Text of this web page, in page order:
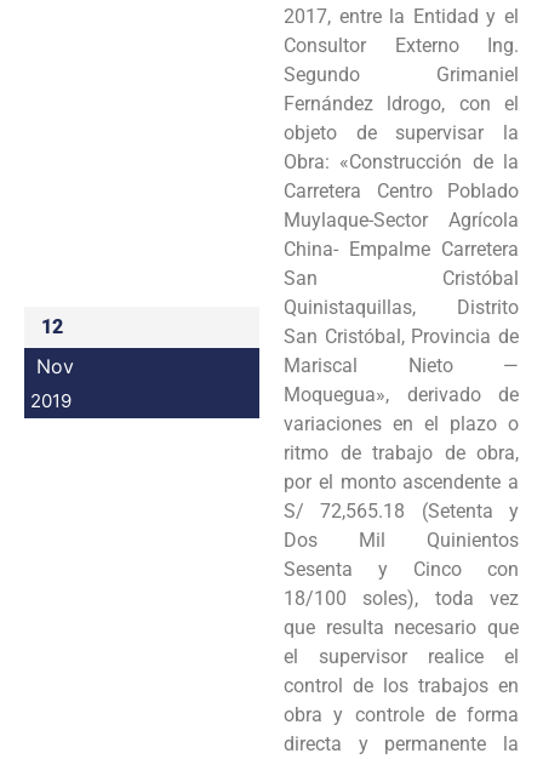
12
Nov
2019
2017, entre la Entidad y el
Consultor Externo Ing.
Segundo Grimaniel
Fernández ldrogo, con el
objeto de supervisar la
Obra: «Construcción de la
Carretera Centro Poblado
Muylaque-Sector Agrícola
China- Empalme Carretera
San Cristóbal
Quinistaquillas, Distrito
San Cristóbal, Provincia de
Mariscal Nieto —
Moquegua», derivado de
variaciones en el plazo o
ritmo de trabajo de obra,
por el monto ascendente a
S/ 72,565.18 (Setenta y
Dos Mil Quinientos
Sesenta y Cinco con
18/100 soles), toda vez
que resulta necesario que
el supervisor realice el
control de los trabajos en
obra y controle de forma
directa y permanente la